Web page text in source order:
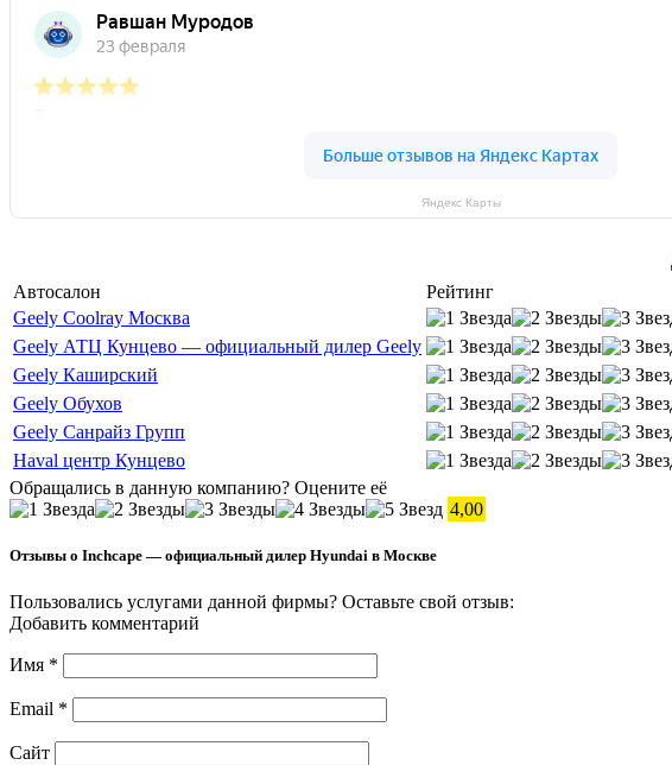
Яндекс Карты
Автосалон
Рейтинг
Geely Coolray Москва
Geely АТЦ Кунцево — официальный дилер Geely
Geely Каширский
Geely Обухов
Geely Санрайз Групп
Haval центр Кунцево
Обращались в данную компанию? Оцените её
4,00
Отзывы о Inchcape — официальный дилер Hyundai в Москве
Пользовались услугами данной фирмы? Оставьте свой отзыв:
Добавить комментарий
Имя *
Email *
Сайт